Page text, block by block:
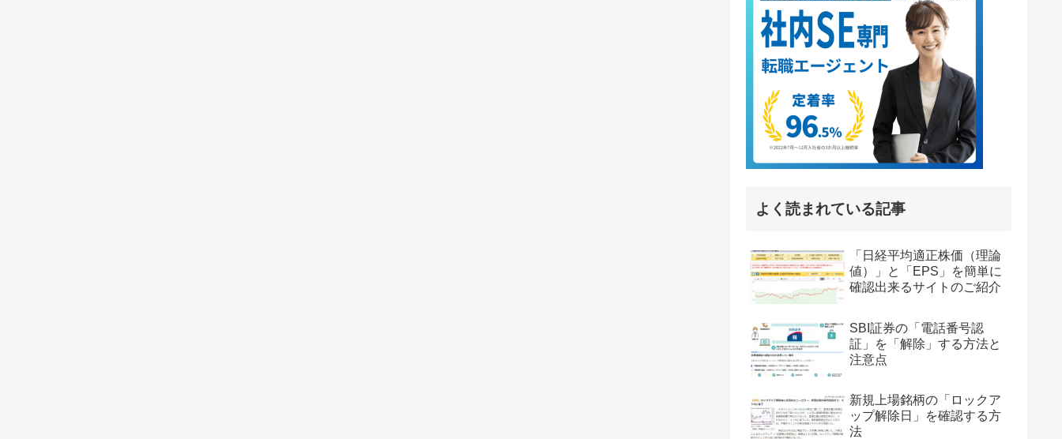
よく読まれている記事
「日経平均適正株価（理論
値）」と「EPS」を簡単に
確認出来るサイトのご紹介
SBI証券の「電話番号認
証」を「解除」する方法と
注意点
新規上場銘柄の「ロックア
ップ解除日」を確認する方
法